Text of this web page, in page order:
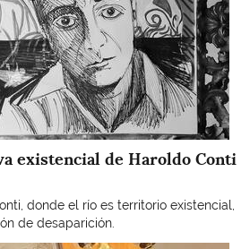
existencial de Haroldo Conti
donde el río es territorio existencial,
de desaparición.